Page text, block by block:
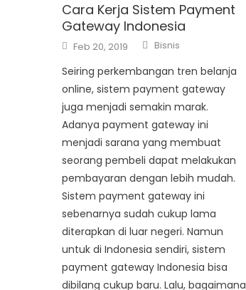
Cara Kerja Sistem Payment​ ​
Gateway​ ​Indonesia
Posted
on
Feb 20, 2019 Author
Bisnis
Seiring perkembangan tren belanja
online, sistem payment gateway
juga menjadi semakin marak.
Adanya payment gateway ini
menjadi sarana yang membuat
seorang pembeli dapat melakukan
pembayaran dengan lebih mudah.
Sistem payment gateway ini
sebenarnya sudah cukup lama
diterapkan di luar negeri. Namun
untuk di Indonesia sendiri, sistem
payment​ ​gateway​ ​Indonesia bisa
dibilang cukup baru. Lalu, bagaimana